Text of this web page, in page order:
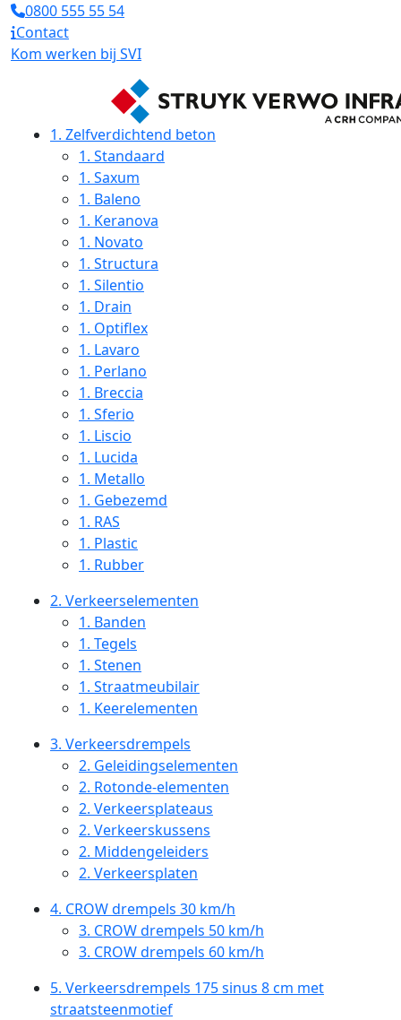
0800 555 55 54
Contact
Kom werken bij SVI
1. Zelfverdichtend beton
1. Standaard
1. Saxum
1. Baleno
1. Keranova
1. Novato
1. Structura
1. Silentio
1. Drain
1. Optiflex
1. Lavaro
1. Perlano
1. Breccia
1. Sferio
1. Liscio
1. Lucida
1. Metallo
1. Gebezemd
1. RAS
1. Plastic
1. Rubber
2. Verkeerselementen
1. Banden
1. Tegels
1. Stenen
1. Straatmeubilair
1. Keerelementen
3. Verkeersdrempels
2. Geleidingselementen
2. Rotonde-elementen
2. Verkeersplateaus
2. Verkeerskussens
2. Middengeleiders
2. Verkeersplaten
4. CROW drempels 30 km/h
3. CROW drempels 50 km/h
3. CROW drempels 60 km/h
5. Verkeersdrempels 175 sinus 8 cm met
straatsteenmotief